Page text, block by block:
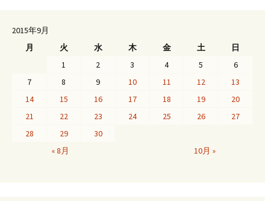
稿
ナ
ビ
ゲ
2015年9月
月
火 水 木 金 土
日
1
2 3 4 5
6
7
8 9 10 11 12
13
14
15 16 17 18 19
20
21
22 23 24 25 26
27
28
29
30
« 8月
10月 »